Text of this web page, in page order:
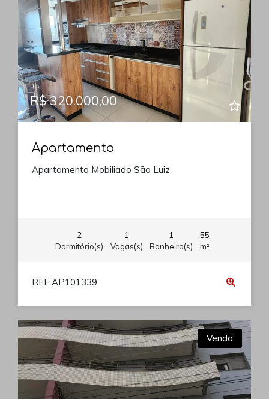
R$ 320.000,00
Apartamento
Apartamento Mobiliado São Luiz
2
Dormitório(s)
1
Vagas(s)
1
Banheiro(s)
55
m²
REF AP101339
Venda